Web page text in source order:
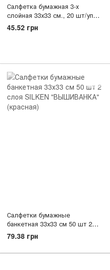
Салфетка бумажная 3-х
слойная 33х33 см., 20 шт/уп
синяя Silpak
45.52 грн
Салфетки бумажные
банкетная 33х33 см 50 шт 2
слоя SILKEN "ВЫШИВАНКА"
(красная)
79.38 грн